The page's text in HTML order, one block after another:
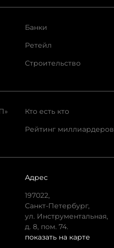
Банки
Ретейл
Строительство
Кто есть кто
Рейтинг миллиардеров
Адрес
197022,
Санкт-Петербург,
ул. Инструментальная,
д. 8, пом. 74.
показать на карте